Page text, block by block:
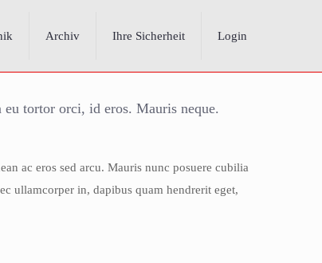
Archiv Ihre Sicherheit Login
tortor orci, id eros. Mauris neque.
ac eros sed arcu. Mauris nunc posuere cubilia
ullamcorper in, dapibus quam hendrerit eget,